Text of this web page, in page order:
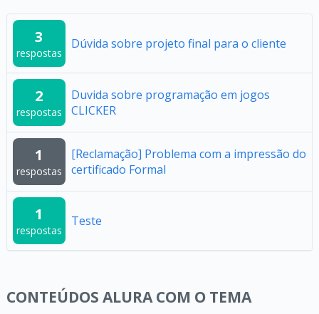
3
respostas
Dúvida sobre projeto final para o cliente
2
respostas
Duvida sobre programação em jogos
CLICKER
1
respostas
[Reclamação] Problema com a impressão do
certificado Formal
1
respostas
Teste
CONTEÚDOS ALURA COM O TEMA